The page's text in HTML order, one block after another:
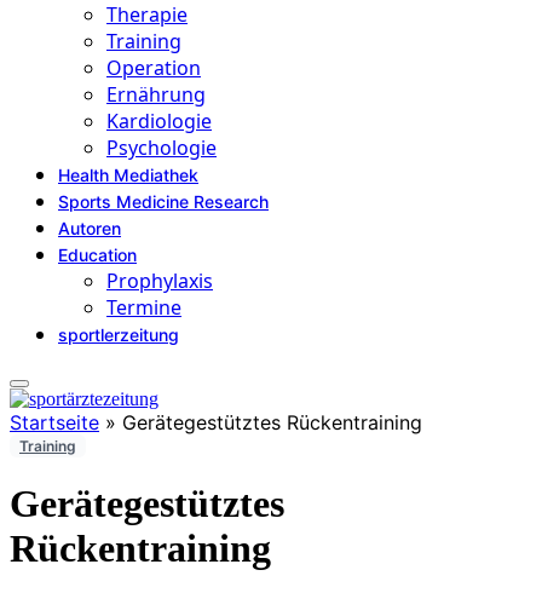
Therapie
Training
Operation
Ernährung
Kardiologie
Psychologie
Health Mediathek
Sports Medicine Research
Autoren
Education
Prophylaxis
Termine
sportlerzeitung
Startseite » Gerätegestütztes Rückentraining
Training
Gerätegestütztes
Rückentraining